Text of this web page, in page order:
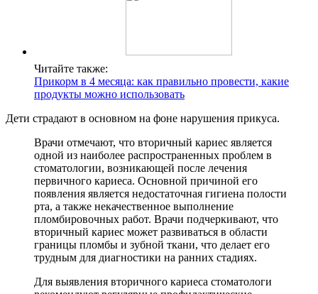
Читайте также:
Прикорм в 4 месяца: как правильно провести, какие
продукты можно использовать
Дети страдают в основном на фоне нарушения прикуса.
Врачи отмечают, что вторичный кариес является
одной из наиболее распространенных проблем в
стоматологии, возникающей после лечения
первичного кариеса. Основной причиной его
появления является недостаточная гигиена полости
рта, а также некачественное выполнение
пломбировочных работ. Врачи подчеркивают, что
вторичный кариес может развиваться в области
границы пломбы и зубной ткани, что делает его
трудным для диагностики на ранних стадиях.
Для выявления вторичного кариеса стоматологи